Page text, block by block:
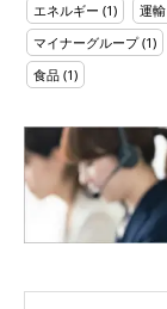
エネルギー (1) 運輸
マイナーグループ(1)
食品 (1)